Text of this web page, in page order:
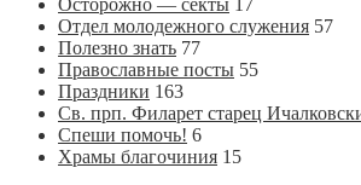
Отдел молодежного служения 57
Полезно знать 77
Православные посты 55
Праздники 163
Св. прп. Филарет старец
Спеши помочь! 6
Храмы благочиния 15